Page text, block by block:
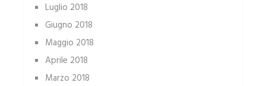
Luglio 2018
Giugno 2018
Maggio 2018
Aprile 2018
Marzo 2018